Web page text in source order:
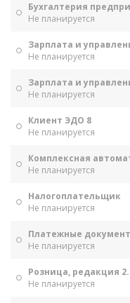
Бухгалтерия
Не планируется
Зарплата и
Не планируется
Зарплата и
Не планируется
Клиент ЭДО 8
Не планируется
Комплексная
Не планируется
Налогоплательщик
Не планируется
Платежные
Не планируется
Розница, редакция
Не планируется